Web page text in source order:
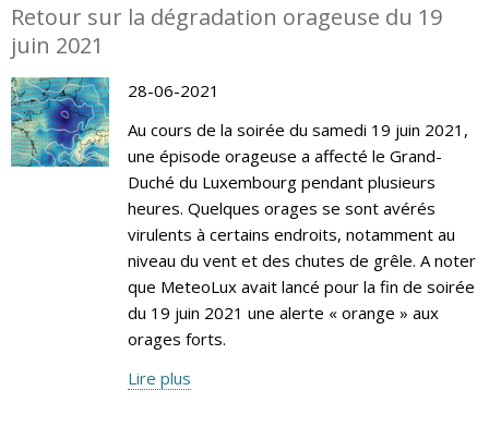
Retour sur la dégradation orageuse du 19
juin 2021
28-06-2021
Au cours de la soirée du samedi 19 juin 2021,
une épisode orageuse a affecté le Grand-
Duché du Luxembourg pendant plusieurs
heures. Quelques orages se sont avérés
virulents à certains endroits, notamment au
niveau du vent et des chutes de grêle. A noter
que MeteoLux avait lancé pour la fin de soirée
du 19 juin 2021 une alerte « orange » aux
orages forts.
Lire plus